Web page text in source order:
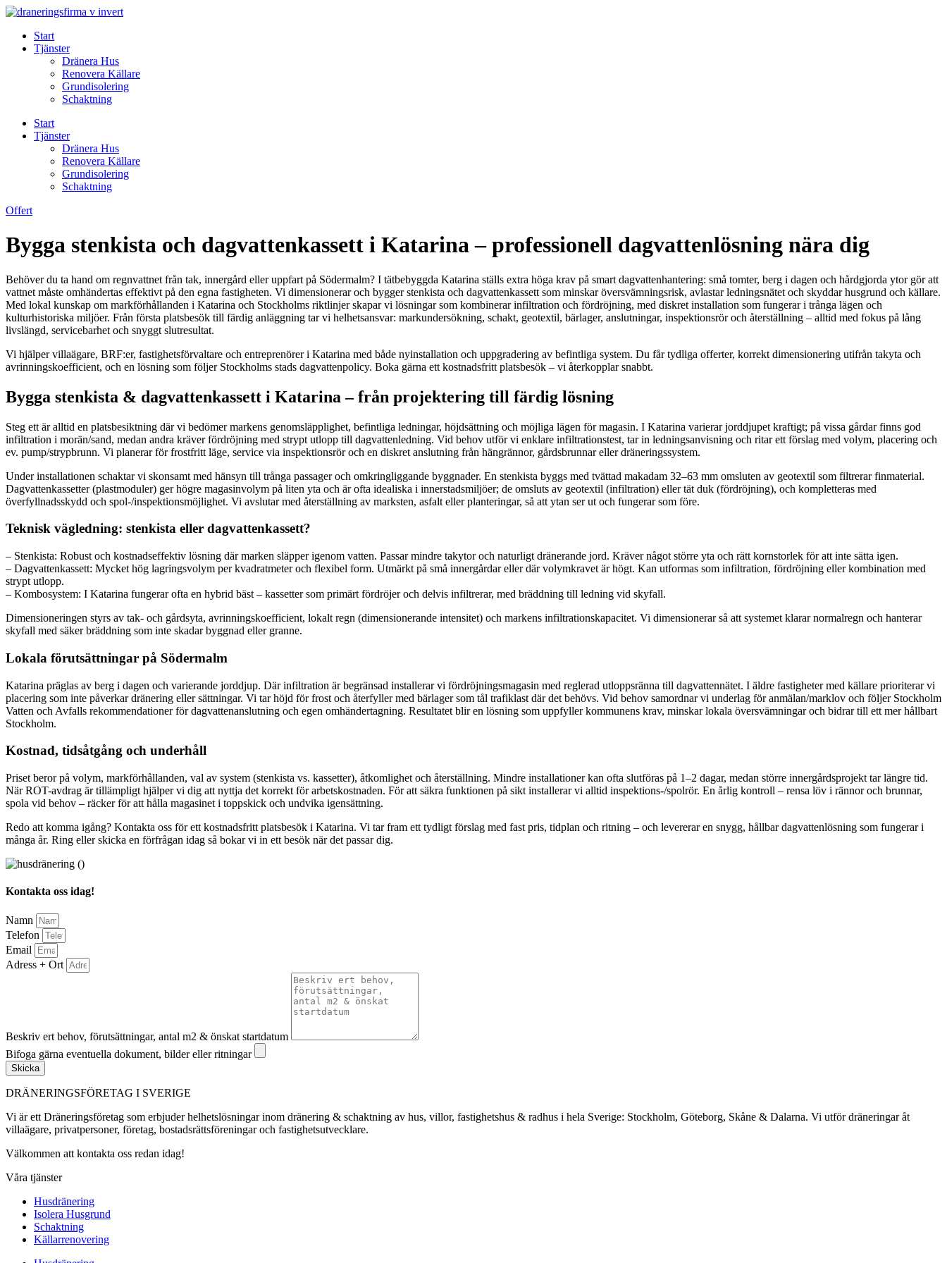
Skip
contentStart
Tjänster
Dränera Hus
Renovera Källare
Grundisolering
Schaktning
Start
Tjänster
Dränera Hus
Renovera Källare
Grundisolering
Schaktning
Offert
Bygga stenkista och dagvattenkassett i Katarina – professionell dagvattenlösning nära dig
Behöver du ta hand om regnvattnet från tak, innergård eller uppfart på Södermalm? I tätbebyggda Katarina ställs extra höga krav på smart dagvattenhantering: små tomter, berg i dagen och hårdgjorda ytor gör att
vattnet måste omhändertas effektivt på den egna fastigheten. Vi dimensionerar och bygger stenkista och dagvattenkassett som minskar översvämningsrisk, avlastar ledningsnätet och skyddar husgrund och källare.
Med lokal kunskap om markförhållanden i Katarina och Stockholms riktlinjer skapar vi lösningar som kombinerar infiltration och fördröjning, med diskret installation som fungerar i trånga lägen och
kulturhistoriska miljöer. Från första platsbesök till färdig anläggning tar vi helhetsansvar: markundersökning, schakt, geotextil, bärlager, anslutningar, inspektionsrör och återställning – alltid med fokus på lång
livslängd, servicebarhet och snyggt slutresultat.
Vi hjälper villaägare, BRF:er, fastighetsförvaltare och entreprenörer i Katarina med både nyinstallation och uppgradering av befintliga system. Du får tydliga offerter, korrekt dimensionering utifrån takyta och
avrinningskoefficient, och en lösning som följer Stockholms stads dagvattenpolicy. Boka gärna ett kostnadsfritt platsbesök – vi återkopplar snabbt.
Bygga stenkista & dagvattenkassett i Katarina – från projektering till färdig lösning
Steg ett är alltid en platsbesiktning där vi bedömer markens genomsläpplighet, befintliga ledningar, höjdsättning och möjliga lägen för magasin. I Katarina varierar jorddjupet kraftigt; på vissa gårdar finns god
infiltration i morän/sand, medan andra kräver fördröjning med strypt utlopp till dagvattenledning. Vid behov utför vi enklare infiltrationstest, tar in ledningsanvisning och ritar ett förslag med volym, placering och
ev. pump/strypbrunn. Vi planerar för frostfritt läge, service via inspektionsrör och en diskret anslutning från hängrännor, gårdsbrunnar eller dräneringssystem.
Under installationen schaktar vi skonsamt med hänsyn till trånga passager och omkringliggande byggnader. En stenkista byggs med tvättad makadam 32–63 mm omsluten av geotextil som filtrerar finmaterial.
Dagvattenkassetter (plastmoduler) ger högre magasinvolym på liten yta och är ofta idealiska i innerstadsmiljöer; de omsluts av geotextil (infiltration) eller tät duk (fördröjning), och kompletteras med
överfyllnadsskydd och spol-/inspektionsmöjlighet. Vi avslutar med återställning av marksten, asfalt eller planteringar, så att ytan ser ut och fungerar som före.
Teknisk vägledning: stenkista eller dagvattenkassett?
– Stenkista: Robust och kostnadseffektiv lösning där marken släpper igenom vatten. Passar mindre takytor och naturligt dränerande jord. Kräver något större yta och rätt kornstorlek för att inte sätta igen.
– Dagvattenkassett: Mycket hög lagringsvolym per kvadratmeter och flexibel form. Utmärkt på små innergårdar eller där volymkravet är högt. Kan utformas som infiltration, fördröjning eller kombination med
strypt utlopp.
– Kombosystem: I Katarina fungerar ofta en hybrid bäst – kassetter som primärt fördröjer och delvis infiltrerar, med bräddning till ledning vid skyfall.
Dimensioneringen styrs av tak- och gårdsyta, avrinningskoefficient, lokalt regn (dimensionerande intensitet) och markens infiltrationskapacitet. Vi dimensionerar så att systemet klarar normalregn och hanterar
skyfall med säker bräddning som inte skadar byggnad eller granne.
Lokala förutsättningar på Södermalm
Katarina präglas av berg i dagen och varierande jorddjup. Där infiltration är begränsad installerar vi fördröjningsmagasin med reglerad utloppsränna till dagvattennätet. I äldre fastigheter med källare prioriterar vi
placering som inte påverkar dränering eller sättningar. Vi tar höjd för frost och återfyller med bärlager som tål trafiklast där det behövs. Vid behov samordnar vi underlag för anmälan/marklov och följer Stockholm
Vatten och Avfalls rekommendationer för dagvattenanslutning och egen omhändertagning. Resultatet blir en lösning som uppfyller kommunens krav, minskar lokala översvämningar och bidrar till ett mer hållbart
Stockholm.
Kostnad, tidsåtgång och underhåll
Priset beror på volym, markförhållanden, val av system (stenkista vs. kassetter), åtkomlighet och återställning. Mindre installationer kan ofta slutföras på 1–2 dagar, medan större innergårdsprojekt tar längre tid.
När ROT-avdrag är tillämpligt hjälper vi dig att nyttja det korrekt för arbetskostnaden. För att säkra funktionen på sikt installerar vi alltid inspektions-/spolrör. En årlig kontroll – rensa löv i rännor och brunnar,
spola vid behov – räcker för att hålla magasinet i toppskick och undvika igensättning.
Redo att komma igång? Kontakta oss för ett kostnadsfritt platsbesök i Katarina. Vi tar fram ett tydligt förslag med fast pris, tidplan och ritning – och levererar en snygg, hållbar dagvattenlösning som fungerar i
många år. Ring eller skicka en förfrågan idag så bokar vi in ett besök när det passar dig.
Kontakta oss idag!
Namn
Telefon
Email
Adress + Ort
Beskriv ert behov, förutsättningar, antal m2 & önskat startdatum
Bifoga gärna eventuella dokument, bilder eller ritningar
Skicka
DRÄNERINGSFÖRETAG I SVERIGE
Vi är ett Dräneringsföretag som erbjuder helhetslösningar inom dränering & schaktning av hus, villor, fastighetshus & radhus i hela Sverige: Stockholm, Göteborg, Skåne & Dalarna. Vi utför dräneringar åt
villaägare, privatpersoner, företag, bostadsrättsföreningar och fastighetsutvecklare.
Välkommen att kontakta oss redan idag!
Våra tjänster
Husdränering
Isolera Husgrund
Schaktning
Källarrenovering